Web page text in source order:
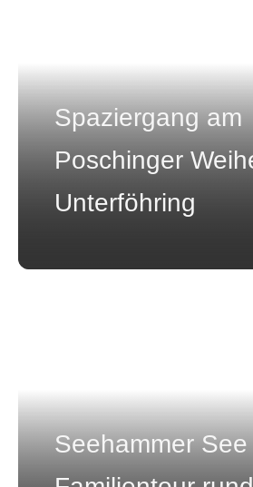
Spaziergang am
Poschinger
Unterföhring
Seehammer